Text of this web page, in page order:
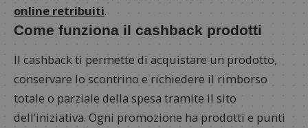
online retribuiti.
Come funziona il cashback prodotti
Il cashback ti permette di acquistare un prodotto,
conservare lo scontrino e richiedere il rimborso
totale o parziale della spesa tramite il sito
dell’iniziativa. Ogni promozione ha prodotti e punti